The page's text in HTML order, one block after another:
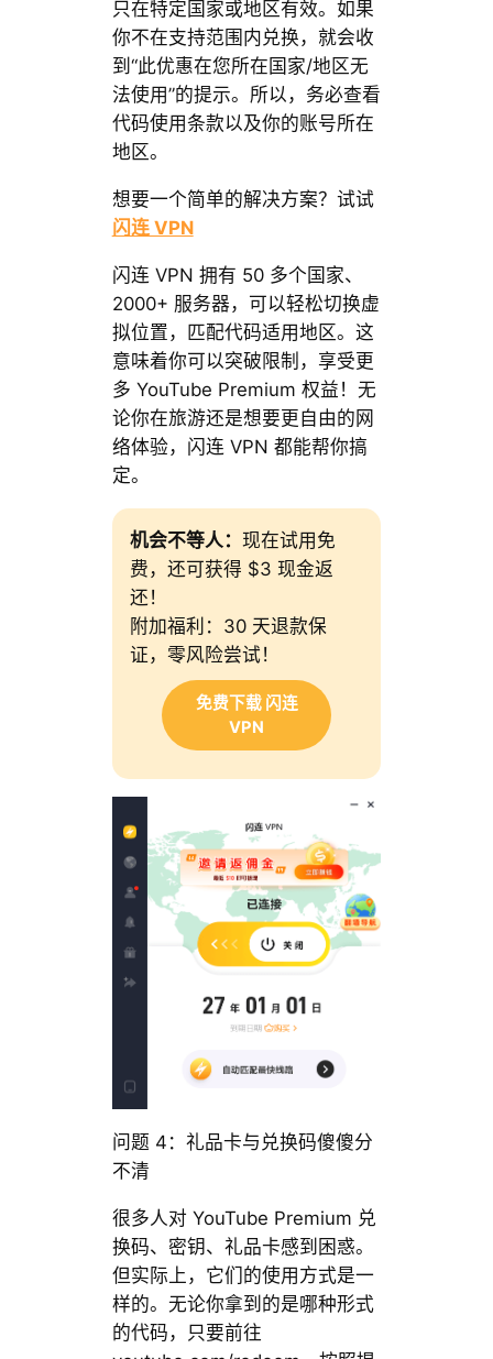
只在特定国家或地区有效。如果
你不在支持范围内兑换，就会收
到“此优惠在您所在国家/地区无
法使用”的提示。所以，务必查看
代码使用条款以及你的账号所在
地区。
想要一个简单的解决方案？试试
闪连 VPN
闪连 VPN 拥有 50 多个国家、
2000+ 服务器，可以轻松切换虚
拟位置，匹配代码适用地区。这
意味着你可以突破限制，享受更
多 YouTube Premium 权益！无
论你在旅游还是想要更自由的网
络体验，闪连 VPN 都能帮你搞
定。
机会不等人： 现在试用免
费，还可获得 $3 现金返
还！
附加福利：30 天退款保
证，零风险尝试！
免费下载 闪连
VPN
问题 4：礼品卡与兑换码傻傻分
不清
很多人对 YouTube Premium 兑
换码、密钥、礼品卡感到困惑。
但实际上，它们的使用方式是一
样的。无论你拿到的是哪种形式
的代码，只要前往